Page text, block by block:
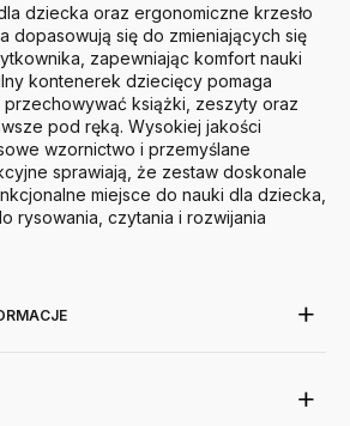
dziecka oraz ergonomiczne krzesło
dopasowują się do zmieniających się
zapewniając komfort nauki
kontenerek dziecięcy pomaga
książki, zeszyty oraz
pod ręką. Wysokiej jakości
wzornictwo i przemyślane
sprawiają, że zestaw doskonale
miejsce do nauki dla dziecka,
rysowania, czytania i rozwijania